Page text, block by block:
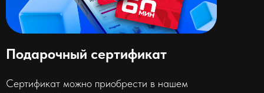
Подарочный сертификат
Сертификат можно приобрести в нашем